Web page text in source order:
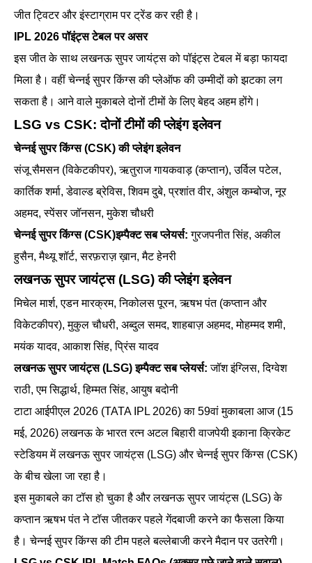
जीत ट्विटर और इंस्टाग्राम पर ट्रेंड कर रही है।
IPL 2026 पॉइंट्स टेबल पर असर
इस जीत के साथ लखनऊ सुपर जायंट्स को पॉइंट्स टेबल में बड़ा फायदा
मिला है। वहीं चेन्नई सुपर किंग्स की प्लेऑफ की उम्मीदों को झटका लग
सकता है। आने वाले मुकाबले दोनों टीमों के लिए बेहद अहम होंगे।
LSG vs CSK: दोनों टीमों की प्लेइंग इलेवन
चेन्नई सुपर किंग्स (CSK) की प्लेइंग इलेवन
संजू सैमसन (विकेटकीपर), ऋतुराज गायकवाड़ (कप्तान), उर्विल पटेल,
कार्तिक शर्मा, डेवाल्ड ब्रेविस, शिवम दुबे, प्रशांत वीर, अंशुल कम्बोज, नूर
अहमद, स्पेंसर जॉनसन, मुकेश चौधरी
चेन्नई सुपर किंग्स (CSK)इम्पैक्ट सब प्लेयर्स: गुरजपनीत सिंह, अकील
हुसैन, मैथ्यू शॉर्ट, सरफ़राज़ ख़ान, मैट हेनरी
लखनऊ सुपर जायंट्स (LSG) की प्लेइंग इलेवन
मिचेल मार्श, एडन मारक्रम, निकोलस पूरन, ऋषभ पंत (कप्तान और
विकेटकीपर), मुकुल चौधरी, अब्दुल समद, शाहबाज़ अहमद, मोहम्मद शमी,
मयंक यादव, आकाश सिंह, प्रिंस यादव
लखनऊ सुपर जायंट्स (LSG) इम्पैक्ट सब प्लेयर्स: जॉश इंग्लिस, दिग्वेश
राठी, एम सिद्धार्थ, हिम्मत सिंह, आयुष बदोनी
टाटा आईपीएल 2026 (TATA IPL 2026) का 59वां मुकाबला आज (15
मई, 2026) लखनऊ के भारत रत्न अटल बिहारी वाजपेयी इकाना क्रिकेट
स्टेडियम में लखनऊ सुपर जायंट्स (LSG) और चेन्नई सुपर किंग्स (CSK)
के बीच खेला जा रहा है।
इस मुकाबले का टॉस हो चुका है और लखनऊ सुपर जायंट्स (LSG) के
कप्तान ऋषभ पंत ने टॉस जीतकर पहले गेंदबाजी करने का फैसला किया
है। चेन्नई सुपर किंग्स की टीम पहले बल्लेबाजी करने मैदान पर उतरेगी।